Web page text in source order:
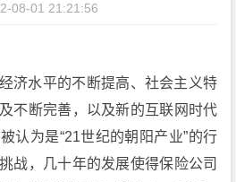
08-01 21:21:56
济水平的不断提高、社会主义特
不断完善，以及新的互联网时代
认为是“21世纪的朝阳产业”的行
战，几十年的发展使得保险公司